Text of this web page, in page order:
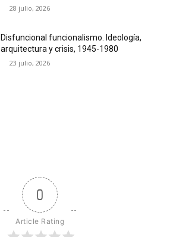
28 julio, 2026
Disfuncional funcionalismo. Ideología,
arquitectura y crisis, 1945-1980
23 julio, 2026
0
Article Rating